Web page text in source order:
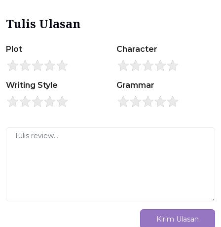
Tulis Ulasan
Plot Character
Writing Style Grammar
Kirim Ulasan